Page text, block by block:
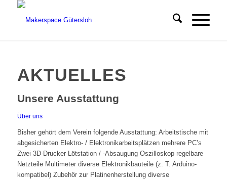
AKTUELLES
Unsere Ausstattung
Über uns
Bisher gehört dem Verein folgende Ausstattung: Arbeitstische mit
abgesicherten Elektro- / Elektronikarbeitsplätzen mehrere PC’s
Zwei 3D-Drucker Lötstation / -Absaugung Oszilloskop regelbare
Netzteile Multimeter diverse Elektronikbauteile (z. T. Arduino-
kompatibel) Zubehör zur Platinenherstellung diverse